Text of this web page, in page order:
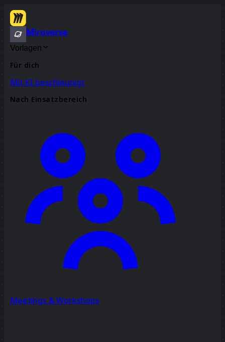
Miroverse
Vorlagen
Für dich
Mit KI beschleunigt
Nach Einsatzbereich
Meetings & Workshops